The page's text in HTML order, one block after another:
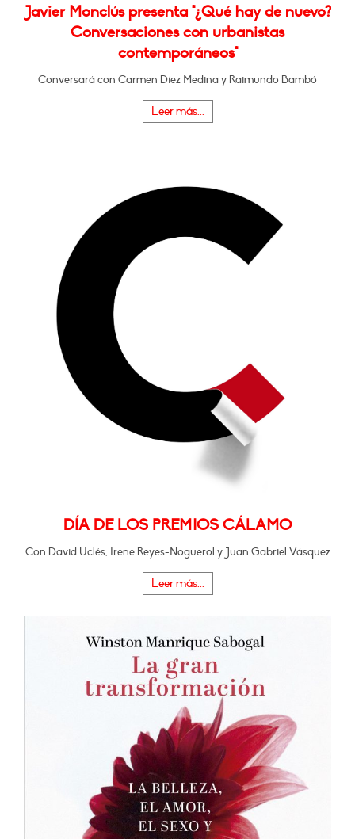
Javier Monclús presenta "¿Qué hay de nuevo?
Conversaciones con urbanistas
contemporáneos"
Conversará con Carmen Díez Medina y Raimundo Bambó
Leer más...
DÍA DE LOS PREMIOS CÁLAMO
Con David Uclés, Irene Reyes-Noguerol y Juan Gabriel Vásquez
Leer más...